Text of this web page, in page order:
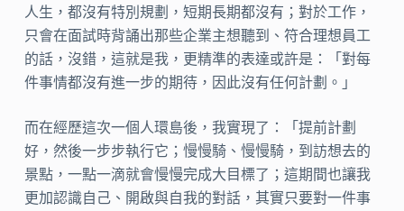
人生，都沒有特別規劃，短期長期都沒有；對於工作，
只會在面試時背誦出那些企業主想聽到、符合理想員工
的話，沒錯，這就是我，更精準的表達或許是：「對每
件事情都沒有進一步的期待，因此沒有任何計劃。」
而在經歷這次一個人環島後，我實現了：「提前計劃
好，然後一步步執行它；慢慢騎、慢慢騎，到訪想去的
景點，一點一滴就會慢慢完成大目標了；這期間也讓我
更加認識自己、開啟與自我的對話，其實只要對一件事